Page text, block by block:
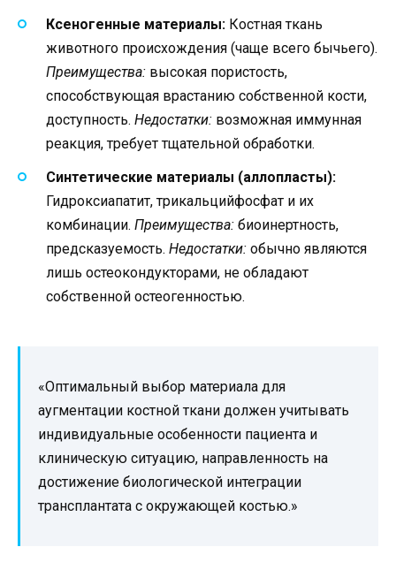
Ксеногенные материалы: Костная ткань
животного происхождения (чаще всего бычьего).
Преимущества: высокая пористость,
способствующая врастанию собственной кости,
доступность. Недостатки: возможная иммунная
реакция, требует тщательной обработки.
Синтетические материалы (аллопласты):
Гидроксиапатит, трикальцийфосфат и их
комбинации. Преимущества: биоинертность,
предсказуемость. Недостатки: обычно являются
лишь остеокондукторами, не обладают
собственной остеогенностью.
«Оптимальный выбор материала для
аугментации костной ткани должен учитывать
индивидуальные особенности пациента и
клиническую ситуацию, направленность на
достижение биологической интеграции
трансплантата с окружающей костью.»